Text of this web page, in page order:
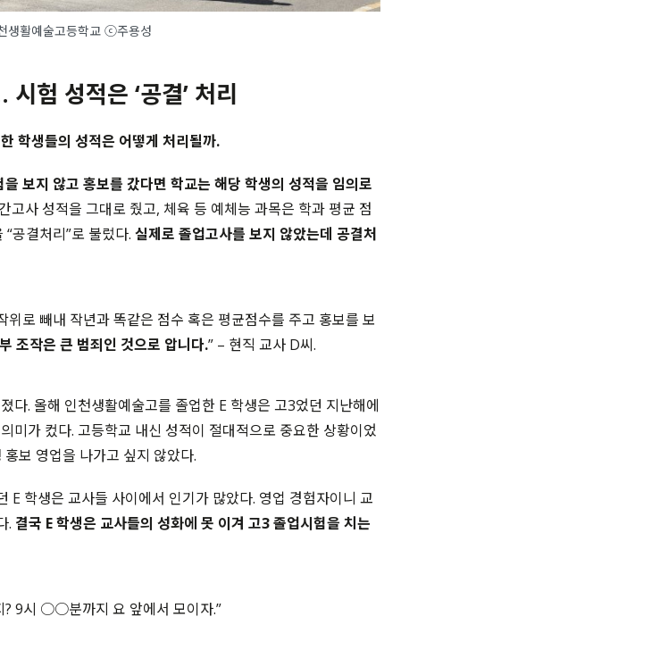
생활예술고등학교 ⓒ주용성
시험 성적은 ‘공결’ 처리
학생들의 성적은 어떻게 처리될까.
을 보지 않고 홍보를 갔다면 학교는 해당 학생의 성적을 임의로
고사 성적을 그대로 줬고, 체육 등 예체능 과목은 학과 평균 점
공결처리”로 불렀다. 실제로 졸업고사를 보지 않았는데 공결처
위로 빼내 작년과 똑같은 점수 혹은 평균점수를 주고 홍보를 보
조작은 큰 범죄인 것으로 압니다.” – 현직 교사 D씨.
다. 올해 인천생활예술고를 졸업한 E 학생은 고3었던 지난해에
미가 컸다. 고등학교 내신 성적이 절대적으로 중요한 상황이었
보 영업을 나가고 싶지 않았다.
E 학생은 교사들 사이에서 인기가 많았다. 영업 경험자이니 교
. 결국 E 학생은 교사들의 성화에 못 이겨 고3 졸업시험을 치는
? 9시 ○○분까지 요 앞에서 모이자.”